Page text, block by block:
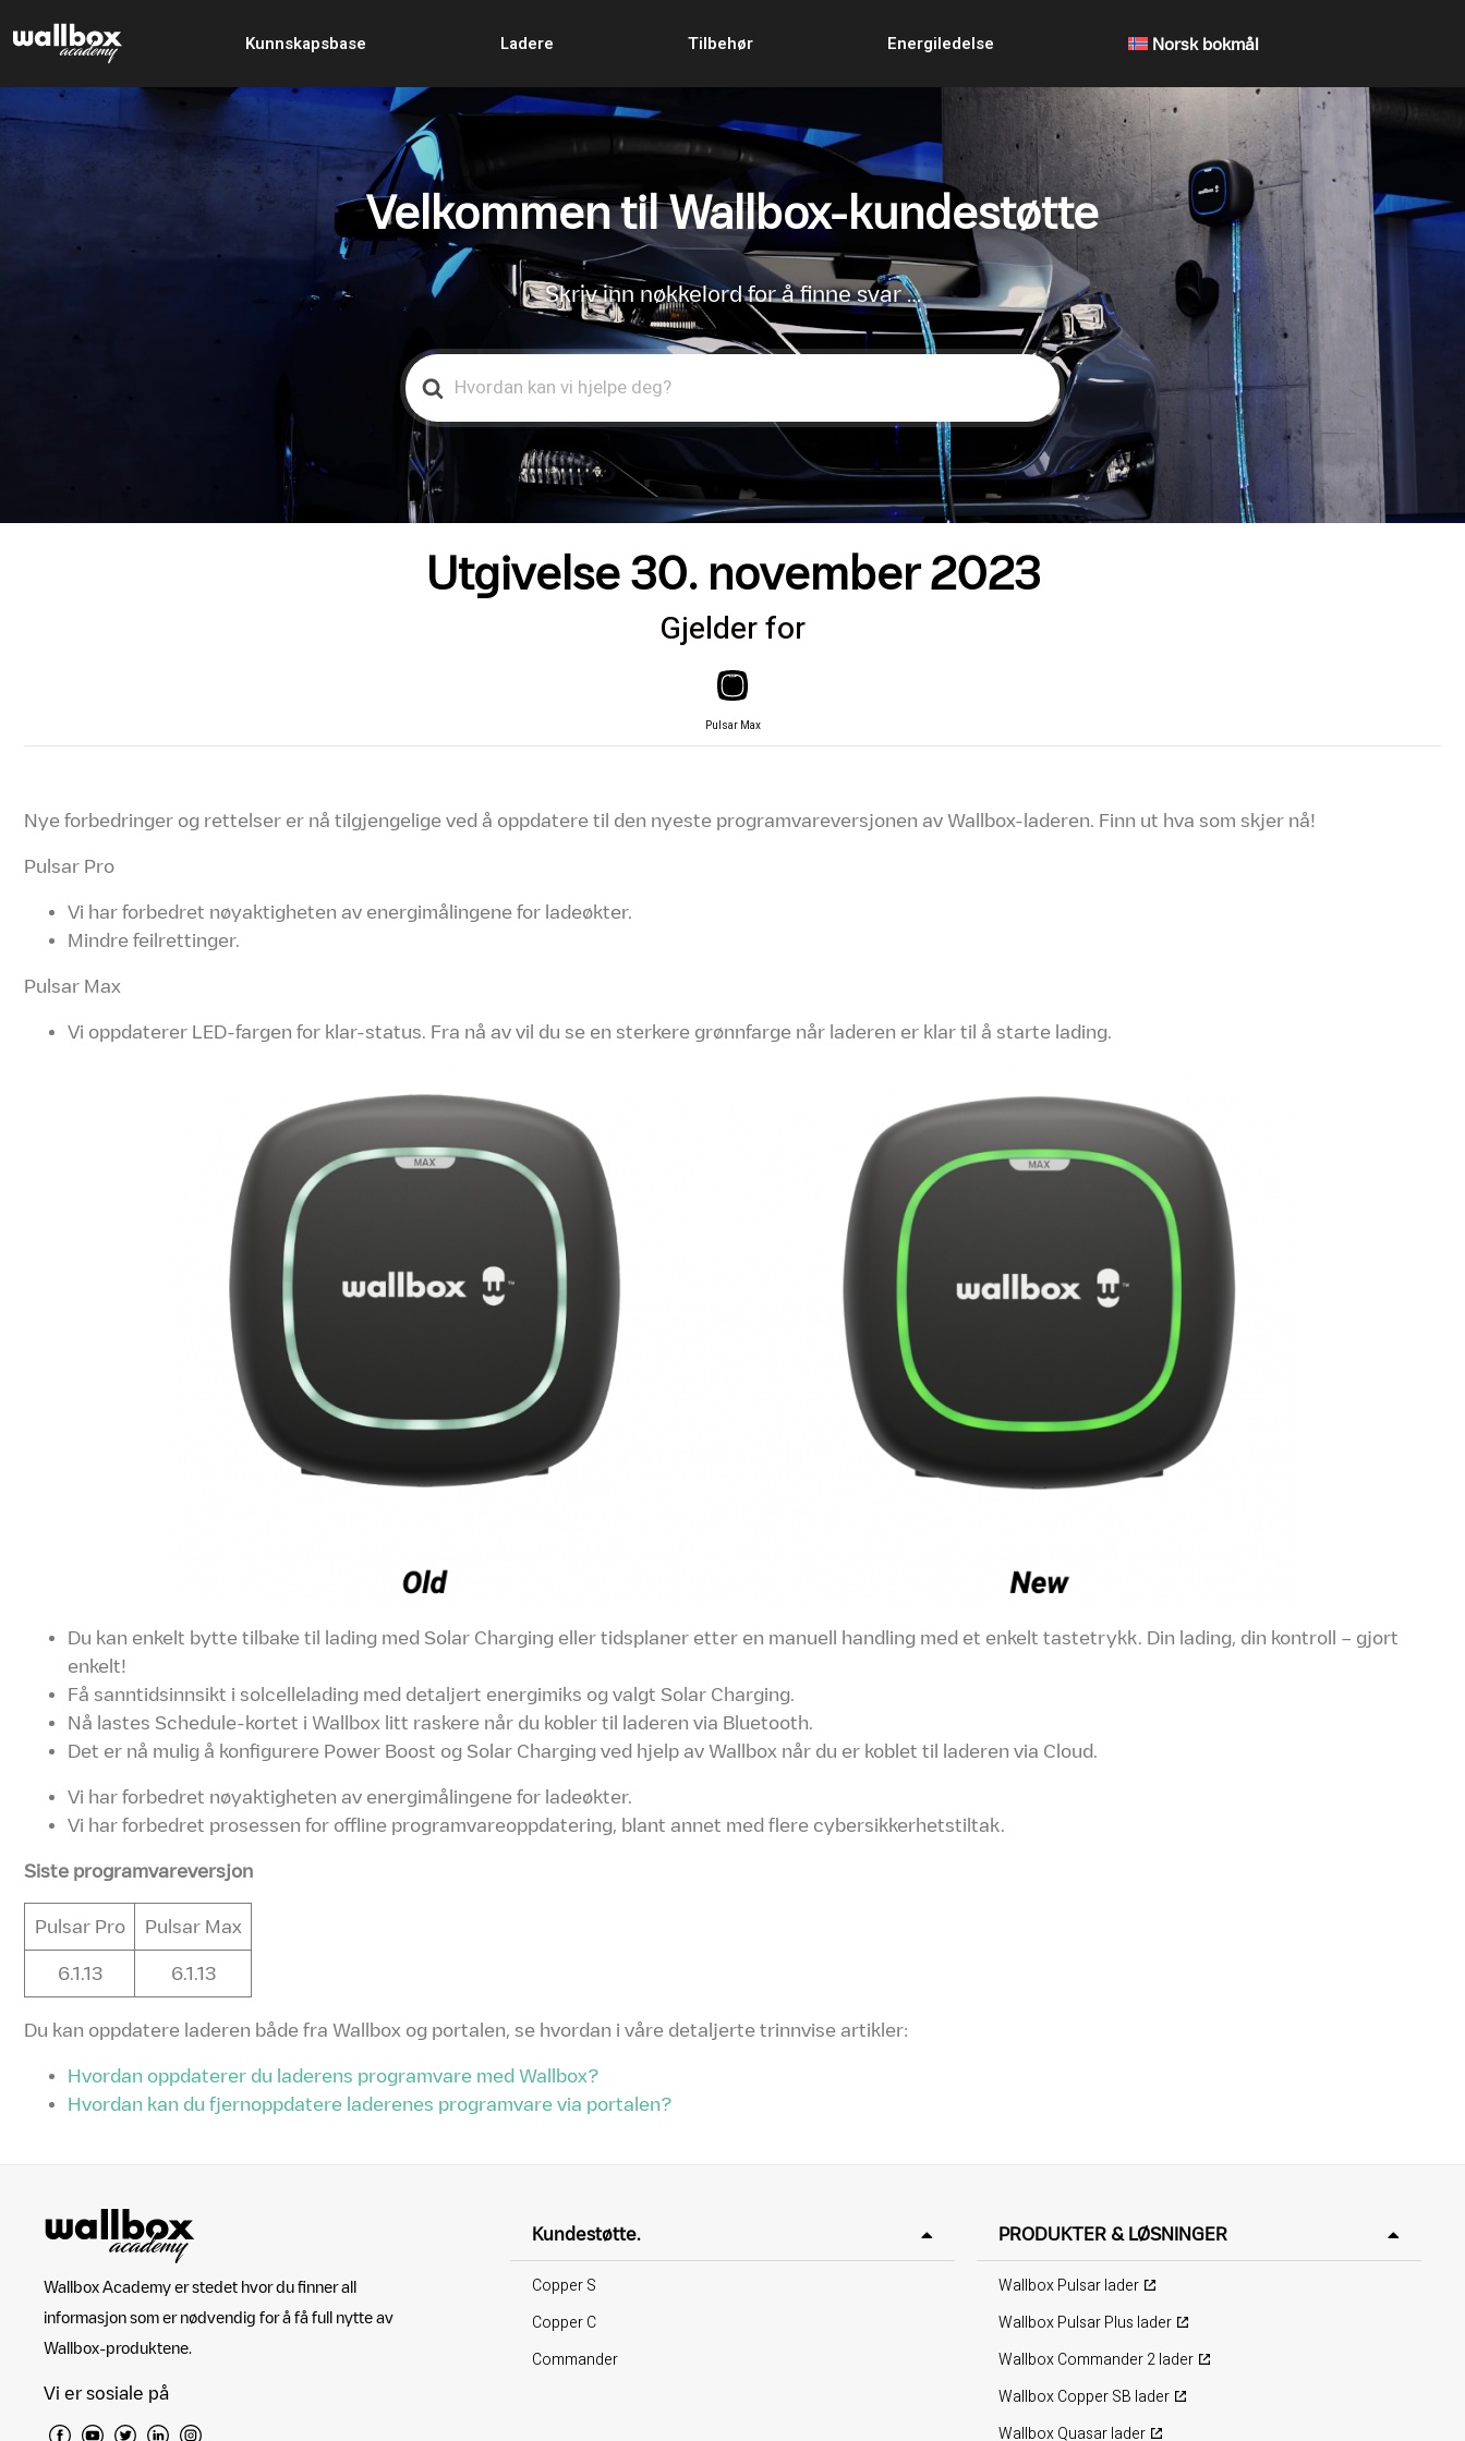
Kunnskapsbase Ladere Tilbehør Energiledelse Norsk bokmål
Velkommen til Wallbox-kundestøtte
Skriv inn nøkkelord for å finne svar …
Search
For
Utgivelse 30. november 2023
Gjelder for
Pulsar Max
Nye forbedringer og rettelser er nå tilgjengelige ved å oppdatere til den nyeste programvareversjonen av Wallbox-laderen. Finn ut hva som skjer nå!
Pulsar Pro
Vi har forbedret nøyaktigheten av energimålingene for ladeøkter.
Mindre feilrettinger.
Pulsar Max
Vi oppdaterer LED-fargen for klar-status. Fra nå av vil du se en sterkere grønnfarge når laderen er klar til å starte lading.
Du kan enkelt bytte tilbake til lading med Solar Charging eller tidsplaner etter en manuell handling med et enkelt tastetrykk. Din lading, din kontroll – gjort
enkelt!
Få sanntidsinnsikt i solcellelading med detaljert energimiks og valgt Solar Charging.
Nå lastes Schedule-kortet i Wallbox litt raskere når du kobler til laderen via Bluetooth.
Det er nå mulig å konfigurere Power Boost og Solar Charging ved hjelp av Wallbox når du er koblet til laderen via Cloud.
Vi har forbedret nøyaktigheten av energimålingene for ladeøkter.
Vi har forbedret prosessen for offline programvareoppdatering, blant annet med flere cybersikkerhetstiltak.
Siste programvareversjon
Pulsar Pro Pulsar Max
6.1.13 6.1.13
Du kan oppdatere laderen både fra Wallbox og portalen, se hvordan i våre detaljerte trinnvise artikler:
Hvordan oppdaterer du laderens programvare med Wallbox?
Hvordan kan du fjernoppdatere laderenes programvare via portalen?
Wallbox Academy er stedet hvor du finner all
informasjon som er nødvendig for å få full nytte av
Wallbox-produktene.
Vi er sosiale på
Kundestøtte.
Copper S
Copper C
Commander
PRODUKTER & LØSNINGER
Wallbox Pulsar lader
Wallbox Pulsar Plus lader
Wallbox Commander 2 lader
Wallbox Copper SB lader
Wallbox Quasar lader